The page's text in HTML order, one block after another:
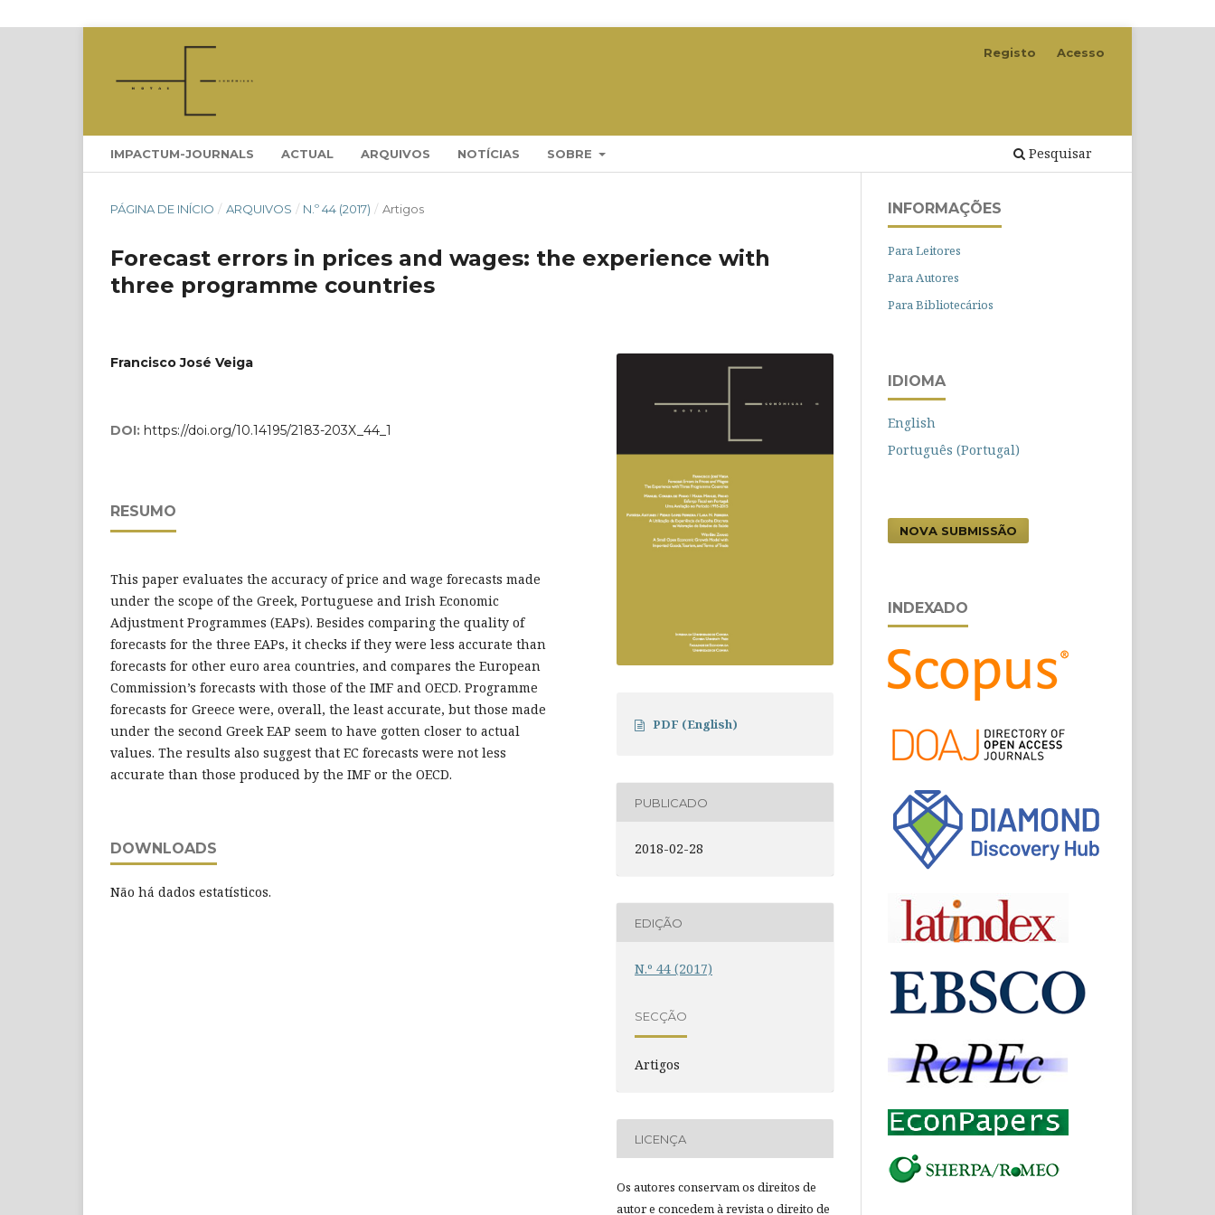
IMPACTUM-JOURNALS ACTUAL ARQUIVOS NOTÍCIAS SOBRE Pesquisar
Registo Acesso
PÁGINA DE INÍCIO / ARQUIVOS / N.º 44 (2017) / Artigos
Forecast errors in prices and wages: the experience with
three programme countries
Francisco José Veiga
DOI: https://doi.org/10.14195/2183-203X_44_1
RESUMO
This paper evaluates the accuracy of price and wage forecasts made
under the scope of the Greek, Portuguese and Irish Economic
Adjustment Programmes (EAPs). Besides comparing the quality of
forecasts for the three EAPs, it checks if they were less accurate than
forecasts for other euro area countries, and compares the European
Commission’s forecasts with those of the IMF and OECD. Programme
forecasts for Greece were, overall, the least accurate, but those made
under the second Greek EAP seem to have gotten closer to actual
values. The results also suggest that EC forecasts were not less
accurate than those produced by the IMF or the OECD.
DOWNLOADS
Não há dados estatísticos.
PDF (English)
PUBLICADO
2018-02-28
EDIÇÃO
N.º 44 (2017)
SECÇÃO
Artigos
LICENÇA
Os autores conservam os direitos de
autor e concedem à revista o direito de
INFORMAÇÕES
Para Leitores
Para Autores
Para Bibliotecários
IDIOMA
English
Português (Portugal)
NOVA SUBMISSÃO
INDEXADO